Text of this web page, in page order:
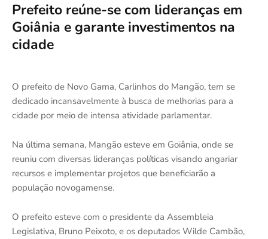
Prefeito reúne-se com lideranças em
Goiânia e garante investimentos na
cidade
O prefeito de Novo Gama, Carlinhos do Mangão, tem se
dedicado incansavelmente à busca de melhorias para a
cidade por meio de intensa atividade parlamentar.
Na última semana, Mangão esteve em Goiânia, onde se
reuniu com diversas lideranças políticas visando angariar
recursos e implementar projetos que beneficiarão a
população novogamense.
O prefeito esteve com o presidente da Assembleia
Legislativa, Bruno Peixoto, e os deputados Wilde Cambão,